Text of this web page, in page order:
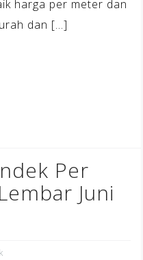
harga per meter dan
dan […]
Per
Juni